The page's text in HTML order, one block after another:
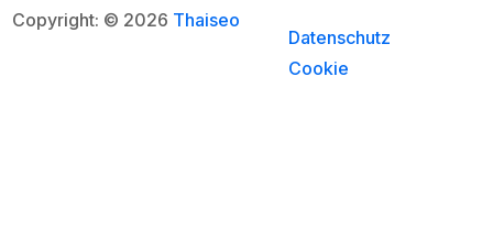
Copyright: © 2026 Thaiseo
Datenschutz
Cookie